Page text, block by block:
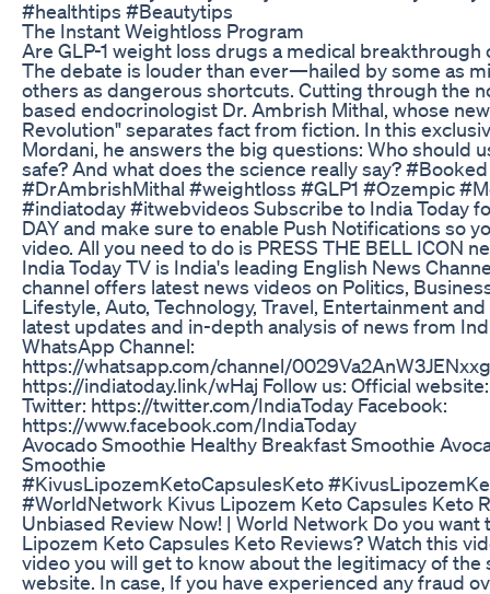
#healthtips #Beautytips
The Instant Weightloss Program
Are GLP-1 weight loss drugs a medical
The debate is louder than ever—hailed by some as
others as dangerous shortcuts. Cutting through the
based endocrinologist Dr. Ambrish Mithal, whose
Revolution" separates fact from fiction. In this
Mordani, he answers the big questions: Who should
safe? And what does the science really say?
#DrAmbrishMithal #weightloss #GLP1 #Ozempic
#indiatoday #itwebvideos Subscribe to India Today
DAY and make sure to enable Push Notifications so
video. All you need to do is PRESS THE BELL ICON
India Today TV is India's leading English News
channel offers latest news videos on Politics,
Lifestyle, Auto, Technology, Travel, Entertainment
latest updates and in-depth analysis of news from
WhatsApp Channel:
https://whatsapp.com/channel/
https://indiatoday.link/wHaj Follow us: Official
Twitter: https://twitter.com/IndiaToday Facebook:
https://www.facebook.com/IndiaToday
Avocado Smoothie Healthy Breakfast Smoothie
Smoothie
#KivusLipozemKetoCapsulesKeto
#WorldNetwork Kivus Lipozem Keto Capsules Keto
Unbiased Review Now! | World Network Do you want
Lipozem Keto Capsules Keto Reviews? Watch this
video you will get to know about the legitimacy of the
website. In case, If you have experienced any fraud